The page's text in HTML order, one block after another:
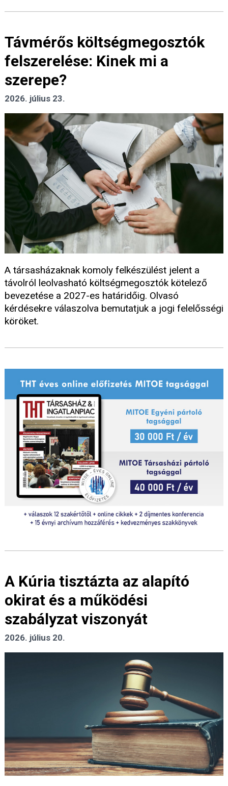
Távmérős költségmegosztók
felszerelése: Kinek mi a
szerepe?
2026. július 23.
A társasházaknak komoly felkészülést jelent a
távolról leolvasható költségmegosztók kötelező
bevezetése a 2027-es határidőig. Olvasó
kérdésekre válaszolva bemutatjuk a jogi felelősségi
köröket.
A Kúria tisztázta az alapító
okirat és a működési
szabályzat viszonyát
2026. július 20.